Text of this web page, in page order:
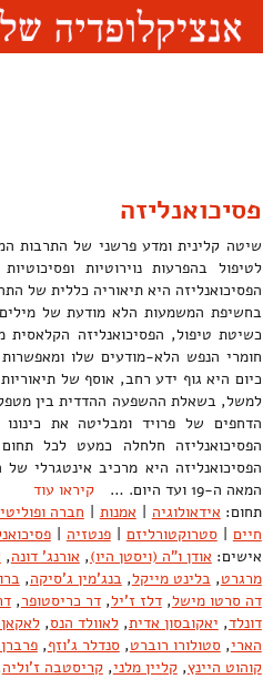
פסיכואנליזה
לטיפול בהפרעות נוירוטיות
הפסיכואנליזה היא תיאוריה כללית של
בחשיפת המשמעות הלא מודעת של מילים,
כשיטת טיפול, הפסיכואנליזה
חומרי הנפש הלא-מודעים שלו
כיום היא גוף ידע רחב, אוסף של
למשל, בשאלת ההשפעה ההדדית בין מטפל
הדחפים של פרויד ומבליטה את
הפסיכואנליזה חלחלה כמעט לכל
הפסיכואנליזה היא מרכיב אינטגרלי
המאה ה-19 ועד היום. …
קיראו עוד
תחום: אידאולוגיה | אמנות | חברה
חיים | סטרוקטורליזם | פנטזיה |
אישים: אודן ו"ה (ויסטן היו), אורנג' דונה,
מרגרט,בלינט מייקל,בנג'מין ג'סיקה,
דה סרטו מישל,דלז ז'יל,דר כריסטופר,
דונלד, יאקובסון אדית,לאוולד הנס,
הארי,סטולורו רוברט,סנדלר ג'וזף,
קוהוט היינץ,קליין מלני,קריסטבה ז'וליה